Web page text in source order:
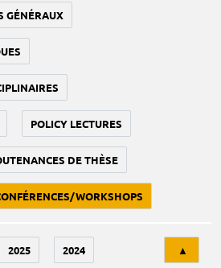
GÉNÉRAUX
POLICY LECTURES
DE THÈSE
WORKSHOPS
2025 2024 ▲